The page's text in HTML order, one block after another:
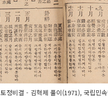
토정비결 - 김혁제 풀이(1971), 국립민